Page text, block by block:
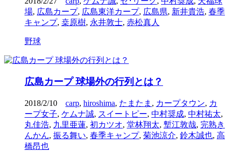
場, 広島カープ, 広島東洋カープ, 広島県, 新井貴浩, 春季
キャンプ, 桒原樹, 永井敦士, 赤松真人
野球
広島カープ 球場外の行列とは？
2018/2/10 carp, hiroshima, たまたま , カープタウン, カ
ープ女子, ケムナ誠, スイートピー, 中村奨成, 中村祐太,
丸佳浩, 九里亜蓮, 初カツオ, 堂林翔太, 塹江敦哉, 完熟き
んかん, 振る舞い, 春季キャンプ, 菊池涼介, 鈴木誠也, 高
橋昂也